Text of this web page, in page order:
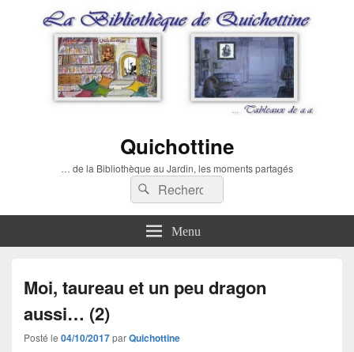
Quichottine
… de la Bibliothèque au Jardin, les moments partagés
Recherche :
Rechercher
Menu
Moi, taureau et un peu dragon
aussi… (2)
Posté le 04/10/2017parQuichottine